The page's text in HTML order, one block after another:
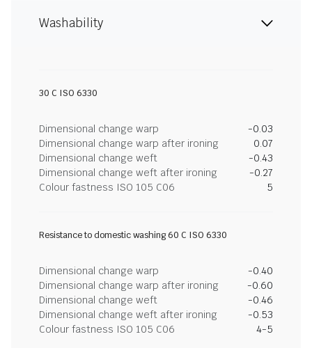
Washability
30 C ISO 6330
Dimensional change warp
-0.03
Dimensional change warp after ironing
0.07
Dimensional change weft
-0.43
Dimensional change weft after ironing
-0.27
Colour fastness ISO 105 C06
5
Resistance to domestic washing 60 C ISO 6330
Dimensional change warp
-0.40
Dimensional change warp after ironing
-0.60
Dimensional change weft
-0.46
Dimensional change weft after ironing
-0.53
Colour fastness ISO 105 C06
4-5